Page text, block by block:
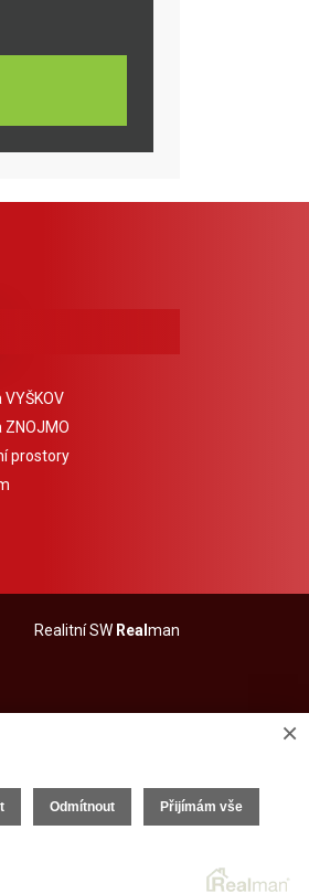
ZNOJMO
prostory
Realitní SW Real man
×
Odmítnout Přijímám vše